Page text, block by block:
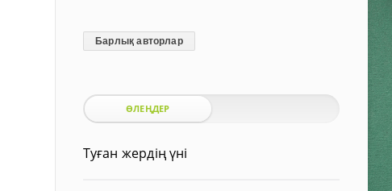
Барлық авторлар
ӨЛЕҢДЕР
Туған жердің үні